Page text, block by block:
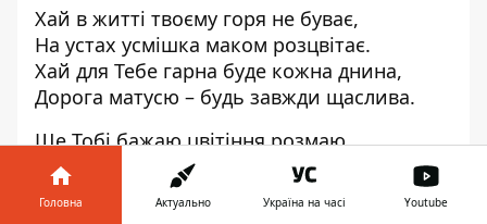
Хай в житті твоєму горя не буває,
На устах усмішка маком розцвітає.
Хай для Тебе гарна буде кожна днина,
Дорога матусю – будь завжди щаслива.
Ще Тобі бажаю цвітіння розмаю,
Синього неба і все, що я маю.
Нехай Тебе любить, хто милий душі,
Головна Актуально Україна на часі Youtube